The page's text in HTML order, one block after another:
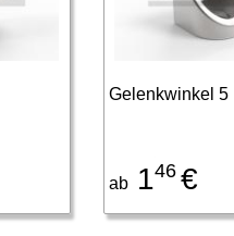
Gelenkwinkel 5
ab146 €